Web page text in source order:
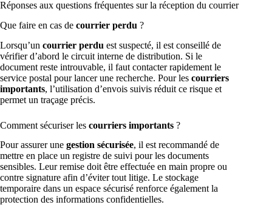
Réponses aux questions fréquentes sur la réception du courrier
Que faire en cas de courrier perdu ?
Lorsqu’un courrier perdu est suspecté, il est conseillé de
vérifier d’abord le circuit interne de distribution. Si le
document reste introuvable, il faut contacter rapidement le
service postal pour lancer une recherche. Pour les courriers
importants, l’utilisation d’envois suivis réduit ce risque et
permet un traçage précis.
Comment sécuriser les courriers importants ?
Pour assurer une gestion sécurisée, il est recommandé de
mettre en place un registre de suivi pour les documents
sensibles. Leur remise doit être effectuée en main propre ou
contre signature afin d’éviter tout litige. Le stockage
temporaire dans un espace sécurisé renforce également la
protection des informations confidentielles.